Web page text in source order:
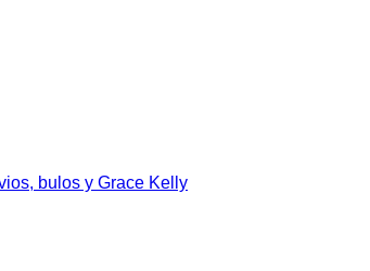
bulos y Grace Kelly